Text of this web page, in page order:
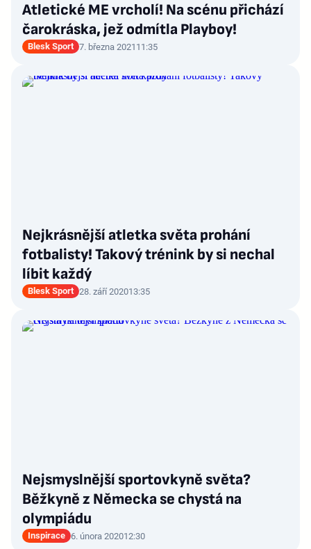
Atletické ME vrcholí! Na scénu přichází
čarokráska, jež odmítla Playboy!
Blesk Sport 7. března 2021 11:35
Nejkrásnější atletka světa prohání
fotbalisty! Takový trénink by si nechal
líbit každý
Blesk Sport 28. září 202013:35
Nejsmyslnější sportovkyně světa?
Běžkyně z Německa se chystá na
olympiádu
Inspirace 6. února 202012:30